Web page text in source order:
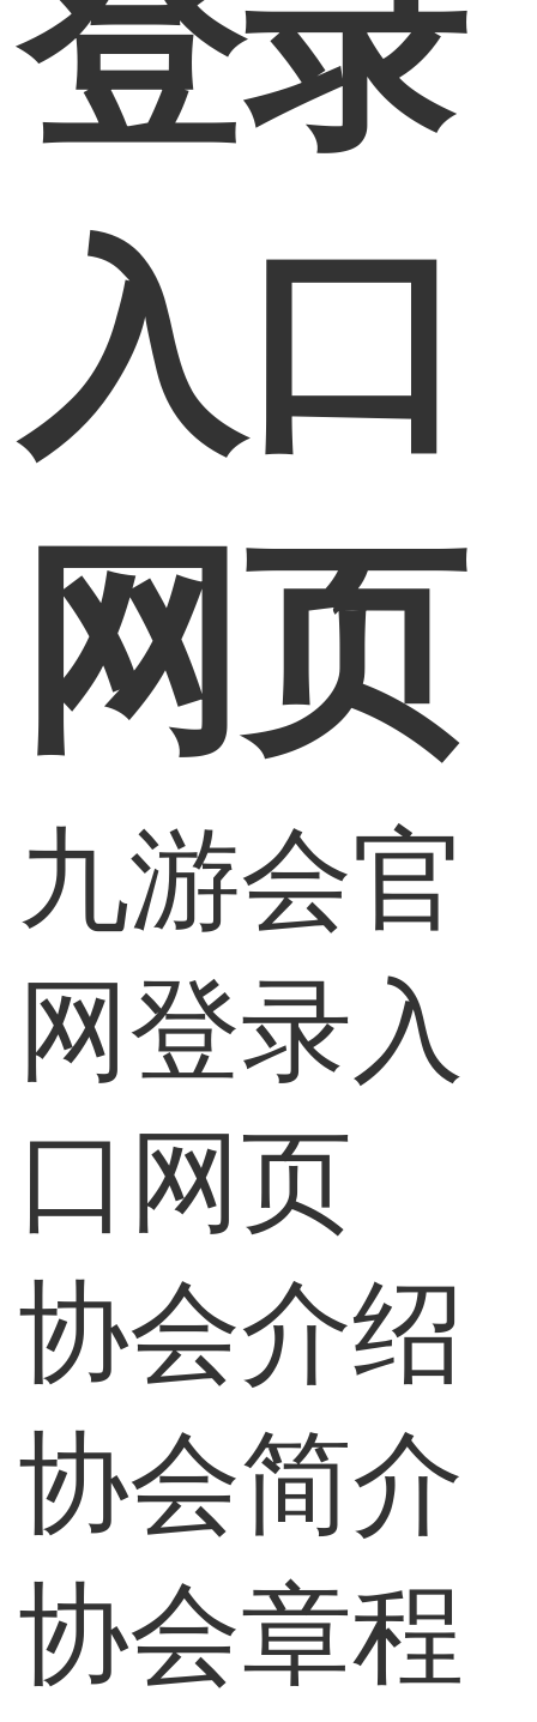
入口
网页
九游会官
网登录入
口网页
协会介绍
协会简介
协会章程